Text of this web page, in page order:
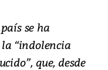
se ha
“indolencia
que, desde